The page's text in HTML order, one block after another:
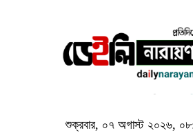
শুক্রবার, ০৭ অগাস্ট ২০২৬,